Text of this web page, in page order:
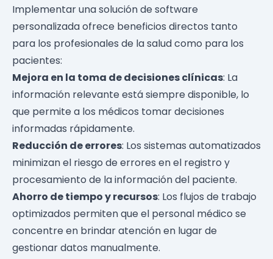
Implementar una solución de software
personalizada ofrece beneficios directos tanto
para los profesionales de la salud como para los
pacientes:
Mejora en la toma de decisiones clínicas: La
información relevante está siempre disponible, lo
que permite a los médicos tomar decisiones
informadas rápidamente.
Reducción de errores: Los sistemas automatizados
minimizan el riesgo de errores en el registro y
procesamiento de la información del paciente.
Ahorro de tiempo y recursos: Los flujos de trabajo
optimizados permiten que el personal médico se
concentre en brindar atención en lugar de
gestionar datos manualmente.